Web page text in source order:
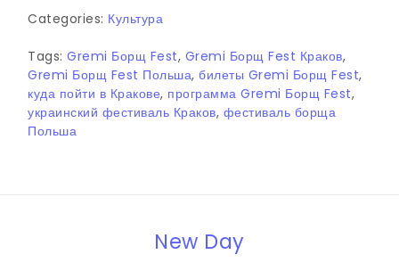
Categories: Культура
Tags: Gremi Борщ Fest, Gremi Борщ Fest Краков,
Gremi Борщ Fest Польша, билеты Gremi Борщ Fest,
куда пойти в Кракове, программа Gremi Борщ Fest,
украинский фестиваль Краков, фестиваль борща
Польша
New Day